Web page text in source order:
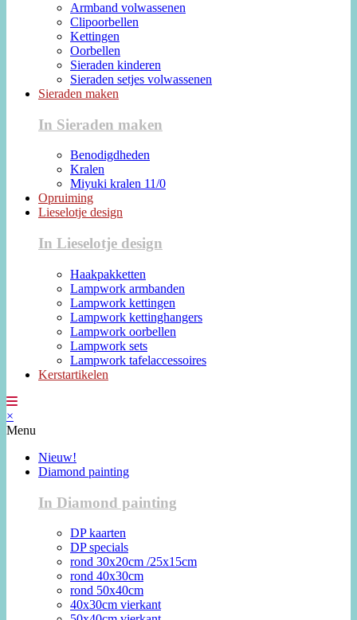
Armband volwassenen
Clipoorbellen
Kettingen
Oorbellen
Sieraden kinderen
Sieraden setjes volwassenen
Sieraden maken
In Sieraden maken
Benodigdheden
Kralen
Miyuki kralen 11/0
Opruiming
Lieselotje design
In Lieselotje design
Haakpakketten
Lampwork armbanden
Lampwork kettingen
Lampwork kettinghangers
Lampwork oorbellen
Lampwork sets
Lampwork tafelaccessoires
Kerstartikelen
×
Menu
Nieuw!
Diamond painting
In Diamond painting
DP kaarten
DP specials
rond 30x20cm /25x15cm
rond 40x30cm
rond 50x40cm
40x30cm vierkant